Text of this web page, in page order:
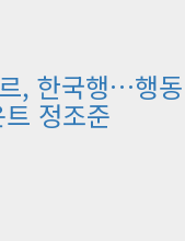
, 한국행…행동
정조준